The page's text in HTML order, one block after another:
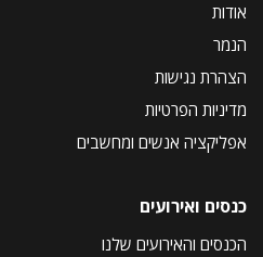
אודות
הנמר
הצהרת נגישות
מדיניות הפרטיות
אפליקציה אנשים ומחשבים
כנסים ואירועים
הכנסים והאירועים שלנו